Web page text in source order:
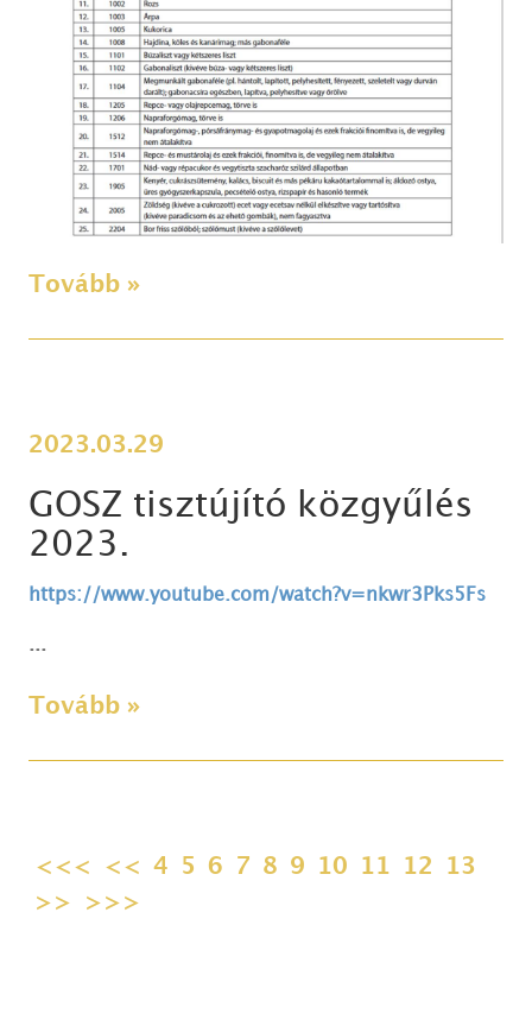
Tovább »
2023.03.29
GOSZ tisztújító közgyűlés
2023.
https://www.youtube.com/watch?v=nkwr3Pks5Fs
...
Tovább »
<<< << 4 5 6 7 8 9 10 11 12
13
>>
>>>